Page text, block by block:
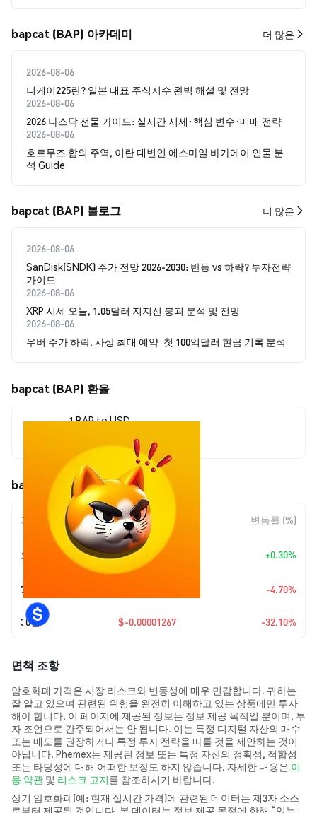
bapcat (BAP) 아카데미 더 많은
2026-08-06
니케이225란? 일본 대표 주식지수 완벽 해설 및 전망
2026-08-06
2026 나스닥 선물 가이드: 실시간 시세·핵심 변수·매매 전략
2026-08-06
호르무즈 합의 주역, 이란 대변인 에스마일 바가에이 인물 분
석 Guide
bapcat (BAP) 블로그 더 많은
2026-08-06
SanDisk(SNDK) 주가 전망 2026-2030: 반등 vs 하락? 투자전략
가이드
2026-08-06
XRP 시세 오늘, 1.05달러 지지선 붕괴 분석 및 전망
2026-08-06
우버 주가 하락, 사상 최대 예약·첫 100억달러 현금 기록 분석
bapcat (BAP) 환율
1 BAP to USD
$0.00002681
bapcat (BAP) 가격 움직임
기간 변동 폭 변동률 (%)
오늘 +$0.0 8018 +0.30%
7일 -4.70%
30일 $-0.00001267 -32.10%
면책 조항
암호화폐 가격은 시장 리스크와 변동성에 매우 민감합니다. 귀하는
잘 알고 있으며 관련된 위험을 완전히 이해하고 있는 상품에만 투자
해야 합니다. 이 페이지에 제공된 정보는 정보 제공 목적일 뿐이며, 투
자 조언으로 간주되어서는 안 됩니다. 이는 특정 디지털 자산의 매수
또는 매도를 권장하거나 특정 투자 전략을 따를 것을 제안하는 것이
아닙니다. Phemex는 제공된 정보 또는 특정 자산의 정확성, 적합성
또는 타당성에 대해 어떠한 보장도 하지 않습니다. 자세한 내용은 이
용 약관 및 리스크 고지를 참조하시기 바랍니다.
상기 암호화폐(예: 현재 실시간 가격)에 관련된 데이터는 제3자 소스
로부터 제공된 것입니다. 본 데이터는 정보 제공 목적에 한해 “있는